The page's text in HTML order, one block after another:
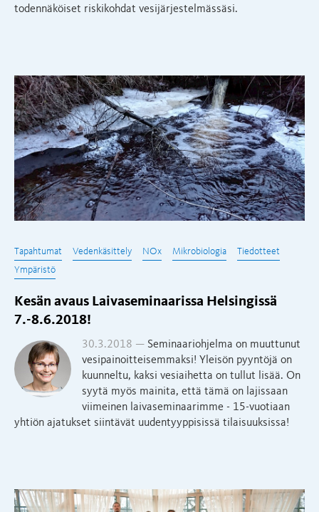
todennäköiset riskikohdat vesijärjestelmässäsi.
Tapahtumat Vedenkäsittely NOx Mikrobiologia
Tiedotteet
Ympäristö
Kesän avaus Laivaseminaarissa Helsingissä
7.-8.6.2018!
30.3.2018 — Seminaariohjelma on muuttunut
vesipainoitteisemmaksi! Yleisön pyyntöjä on
kuunneltu, kaksi vesiaihetta on tullut lisää. On
syytä myös mainita, että tämä on lajissaan
viimeinen laivaseminaarimme - 15-vuotiaan
yhtiön ajatukset siintävät uudentyyppisissä tilaisuuksissa!